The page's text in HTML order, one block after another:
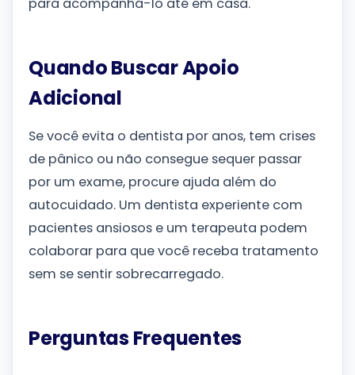
Quando Buscar Apoio
Adicional
Se você evita o dentista por anos, tem crises
de pânico ou não consegue sequer passar
por um exame, procure ajuda além do
autocuidado. Um dentista experiente com
pacientes ansiosos e um terapeuta podem
colaborar para que você receba tratamento
sem se sentir sobrecarregado.
Perguntas Frequentes